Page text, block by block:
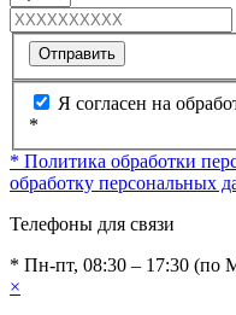
Отправить
Я согласен на
*
* Политика обработки
обработку персональных
Телефоны для связи
* Пн-пт, 08:30 – 17:30 (по
×